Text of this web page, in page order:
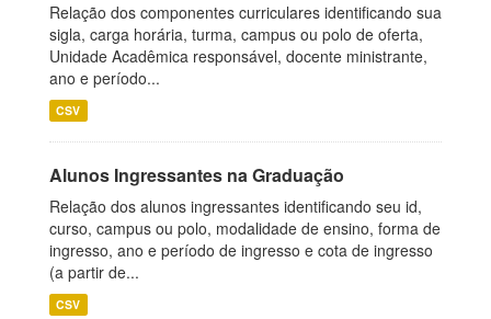
Relação dos componentes curriculares identificando sua
sigla, carga horária, turma, campus ou polo de oferta,
Unidade Acadêmica responsável, docente ministrante,
ano e período...
CSV
Alunos Ingressantes na Graduação
Relação dos alunos ingressantes identificando seu id,
curso, campus ou polo, modalidade de ensino, forma de
ingresso, ano e período de ingresso e cota de ingresso
(a partir de...
CSV